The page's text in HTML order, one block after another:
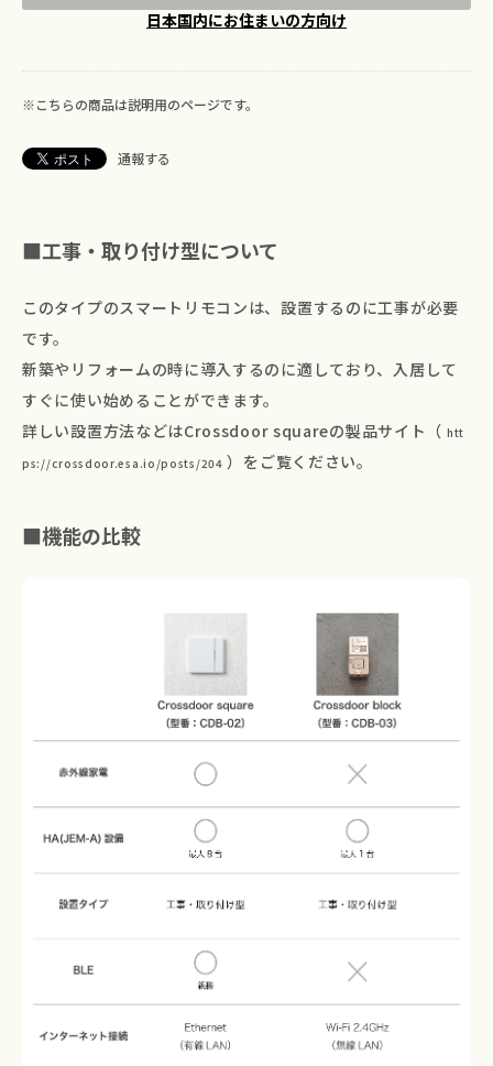
日本国内にお住まいの方向け
※こちらの商品は説明用のページです。
通報する
■工事・取り付け型について
このタイプのスマートリモコンは、設置するのに工事が必要
です。
新築やリフォームの時に導入するのに適しており、入居して
すぐに使い始めることができます。
詳しい設置方法などはCrossdoor squareの製品サイト（ htt
ps://crossdoor.esa.io/posts/204 ）をご覧ください。
■機能の比較